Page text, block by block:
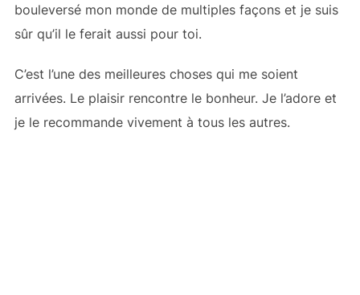
bouleversé mon monde de multiples façons et je suis
sûr qu’il le ferait aussi pour toi.
C’est l’une des meilleures choses qui me soient
arrivées. Le plaisir rencontre le bonheur. Je l’adore et
je le recommande vivement à tous les autres.